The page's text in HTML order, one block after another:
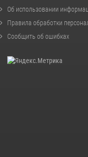
Об использовании
Правила обработки
Сообщить об ошибках